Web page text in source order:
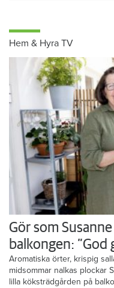
Hem & Hyra TV
Gör som
balkongen: ”God
Aromatiska örter, krispig
midsommar nalkas plockar
lilla köksträdgården på